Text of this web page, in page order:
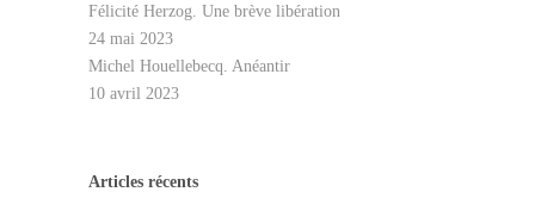
Félicité Herzog. Une brève libération
24 mai 2023
Michel Houellebecq. Anéantir
10 avril 2023
Articles récents